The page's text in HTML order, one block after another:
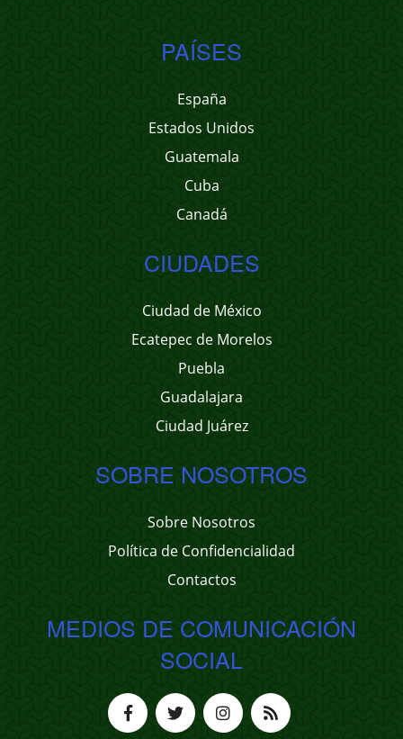
PAÍSES
España
Estados Unidos
Guatemala
Cuba
Canadá
CIUDADES
Ciudad de México
Ecatepec de Morelos
Puebla
Guadalajara
Ciudad Juárez
SOBRE NOSOTROS
Sobre Nosotros
Política de Confidencialidad
Contactos
MEDIOS DE COMUNICACIÓN
SOCIAL